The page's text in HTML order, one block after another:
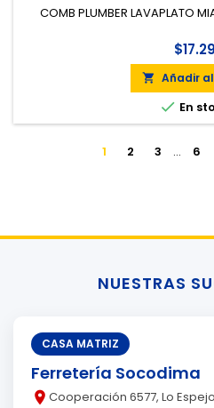
COMB PLUMBER LAVAPLATO
 Añadir
 En
1 2 3 … 6
NUESTRAS
CASA MATRIZ
Ferretería Socodima
place Cooperación 6577, Lo